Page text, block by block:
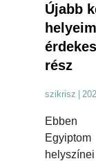
Újabb
rész
szikrisz |
Ebben